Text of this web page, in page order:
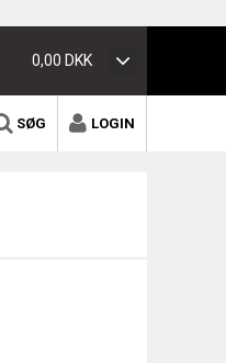
0,00 DKK
LOGIN
SØG